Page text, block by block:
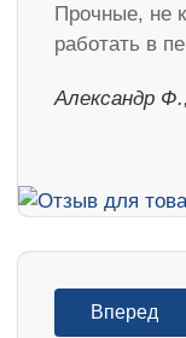
Прочные, не
работать в
Александр
Вперед